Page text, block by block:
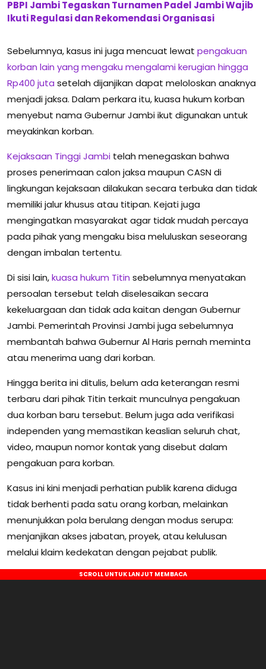
PBPI Jambi Tegaskan Turnamen Padel Jambi Wajib
Ikuti Regulasi dan Rekomendasi Organisasi
Sebelumnya, kasus ini juga mencuat lewat pengakuan
korban lain yang mengaku mengalami kerugian hingga
Rp400 juta setelah dijanjikan dapat meloloskan anaknya
menjadi jaksa. Dalam perkara itu, kuasa hukum korban
menyebut nama Gubernur Jambi ikut digunakan untuk
meyakinkan korban.
Kejaksaan Tinggi Jambi telah menegaskan bahwa
proses penerimaan calon jaksa maupun CASN di
lingkungan kejaksaan dilakukan secara terbuka dan tidak
memiliki jalur khusus atau titipan. Kejati juga
mengingatkan masyarakat agar tidak mudah percaya
pada pihak yang mengaku bisa meluluskan seseorang
dengan imbalan tertentu.
Di sisi lain,kuasa hukum Titin sebelumnya menyatakan
persoalan tersebut telah diselesaikan secara
kekeluargaan dan tidak ada kaitan dengan Gubernur
Jambi. Pemerintah Provinsi Jambi juga sebelumnya
membantah bahwa Gubernur Al Haris pernah meminta
atau menerima uang dari korban.
Hingga berita ini ditulis, belum ada keterangan resmi
terbaru dari pihak Titin terkait munculnya pengakuan
dua korban baru tersebut. Belum juga ada verifikasi
independen yang memastikan keaslian seluruh chat,
video, maupun nomor kontak yang disebut dalam
pengakuan para korban.
Kasus ini kini menjadi perhatian publik karena diduga
tidak berhenti pada satu orang korban, melainkan
menunjukkan pola berulang dengan modus serupa:
menjanjikan akses jabatan, proyek, atau kelulusan
melalui klaim kedekatan dengan pejabat publik.